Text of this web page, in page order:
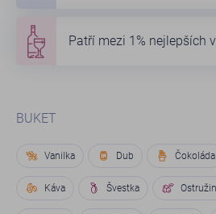
Patří mezi 1% nejlepších
BUKET
Vanilka Dub Čokoláda
Káva Švestka